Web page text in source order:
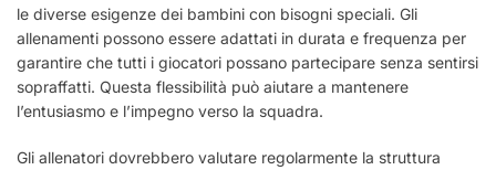
le diverse esigenze dei bambini con bisogni speciali. Gli
allenamenti possono essere adattati in durata e frequenza per
garantire che tutti i giocatori possano partecipare senza sentirsi
sopraffatti. Questa flessibilità può aiutare a mantenere
l’entusiasmo e l’impegno verso la squadra.
Gli allenatori dovrebbero valutare regolarmente la struttura